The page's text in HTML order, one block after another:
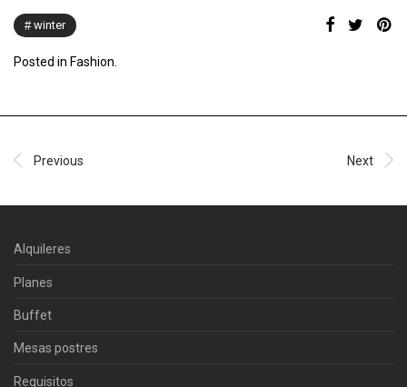
winter
Posted in Fashion
Previous Next
Alquileres
Planes
Buffet
Mesas postres
Requisitos